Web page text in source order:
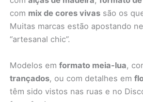
com mix de cores vivas são os
Muitas marcas estão apostando
“artesanal chic”.
Modelos em formato meia-lua,
trançados, ou com detalhes em
têm sido vistos nas ruas e no